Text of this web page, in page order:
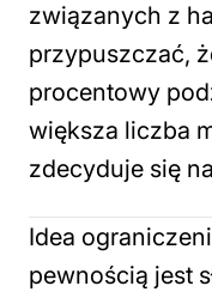
związanych z
przypuszczać,
procentowy
większa liczba
zdecyduje się
Idea
pewnością jest